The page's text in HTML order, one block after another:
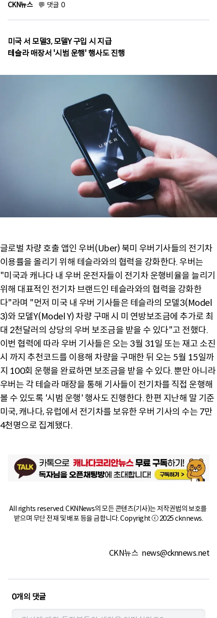
CKN뉴스 💬 댓글 0
미국 서 모델3, 모델Y 구입 시 지급
테슬라 매장서 '시범 운행' 행사도 진행
글로벌 차량 호출 앱인 우버(Uber) 북미 우버기사들의 전기차
이용률을 올리기 위해 테슬라와의 협력을 강화한다. 우버는
"미국과 캐나다 내 우버 운전자들이 전기차 운행비율을 늘리기
위해 대표적인 전기차 브랜드인 테슬라와의 협력을 강화한
다"라며 "먼저 미국 내 우버 기사들은 테슬라의 모델3(Model
3)와 모델Y(Model Y) 차량 구매 시 미 연방보조금에 추가로 최
대 2천달러의 상당의 우버 보조금을 받을 수 있다"고 전했다.
이번 협력에 따라 우버 기사들은 오는 3월 31일 또는 재고 소진
시 까지 추천코드를 이용해 차량을 구매한 뒤 오는 5월 15일까
지 100회 운행을 완료하면 보조금을 받을 수 있다. 뿐만 아니라
우버는 각 테슬라 매장을 통해 기사들이 전기차를 직접 운행해
볼 수 있도록 '시범 운행' 행사도 진행한다. 한편 지난해 말 기준
미국, 캐나다, 유럽에서 전기차를 보유한 우버 기사의 수는 7만
4천명으로 집계됐다.
All rights reserved. CKNNews의 모든 콘텐츠(기사)는 저작권법의 보호를
받으며 무단 전재 및 배포 등을 금합니다. Copyright ⓒ 2025 cknnews.
CKN뉴스 news@cknnews.net
0개의 댓글